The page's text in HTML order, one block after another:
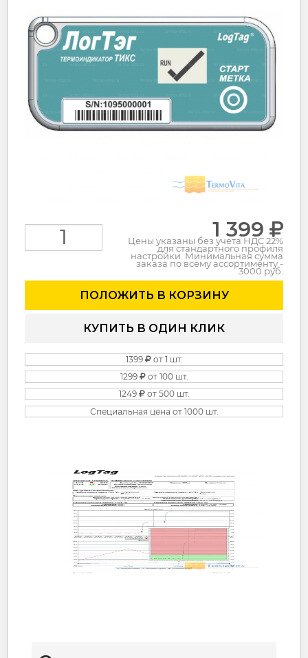
1 399
Цены указаны без учета НДС 22%
для стандартного профиля
настройки. Минимальная сумма
заказа по всему ассортименту -
3000 руб.
ПОЛОЖИТЬ В КОРЗИНУ
КУПИТЬ В ОДИН КЛИК
1399
от 1 шт.
1299
от 100 шт.
1249
от 500 шт.
Специальная цена от 1000 шт.